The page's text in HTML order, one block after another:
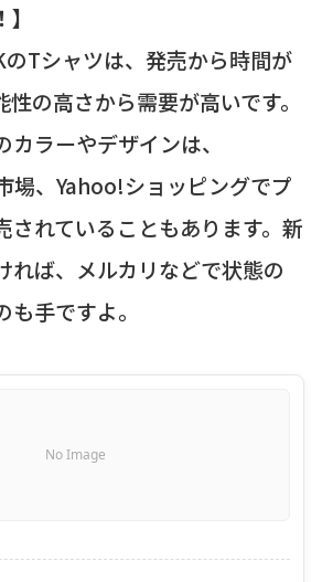
のTシャツは、発売から時間が
の高さから需要が高いです。
ラーやデザインは、
場、Yahoo!ショッピングでプ
されていることもあります。新
れば、メルカリなどで状態の
手ですよ。
No Image